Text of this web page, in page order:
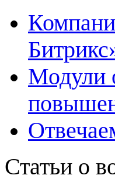
Модули
Статьи о